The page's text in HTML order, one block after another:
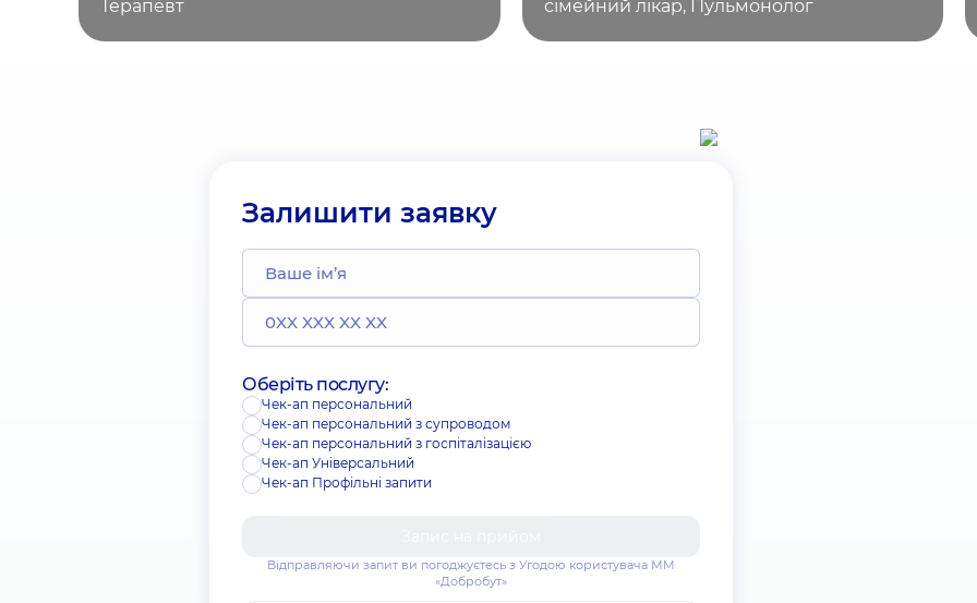
Терапевт
сімейний лікар, Пульмонолог
Залишити заявку
Оберіть послугу:
Чек-ап персональний
Чек-ап персональний з супроводом
Чек-ап персональний з госпіталізацією
Чек-ап Універсальний
Чек-ап Профільні запити
Відправляючи запит ви погоджуєтесь з Угодою користувача ММ
«Добробут»